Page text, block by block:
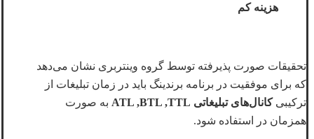
هزینه کم
تحقیقات صورت پذیرفته توسط گروه وینتربری نشان می‌دهد
که برای موفقیت در برنامه برندینگ باید در زمان تبلیغات از
ترکیبیکانال‌های تبلیغاتی ATL ,BTL ,TTL
به صورت
همزمان در استفاده شود.